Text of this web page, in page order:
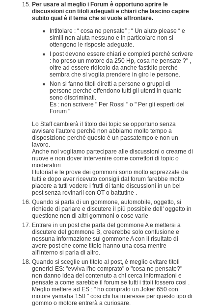
Per usare al meglio i Forum è opportuno aprire le
discussioni con titoli adeguati e chiari che lascino capire
subito qual è il tema che si vuole affrontare.
Intitolare : “ cosa ne pensate” ; “ Un aiuto please “ e
simili non aiuta nessuno e in particolare non si
ottengono le risposte adeguate.
I post devono essere chiari e completi perchè scrivere
: ho preso un motore da 250 Hp, cosa ne pensate ?" ,
oltre ad essere ridicolo da anche fastidio perchè
sembra che si voglia prendere in giro le persone.
Non si fanno titoli diretti a persone o gruppi di
persone perchè offendono tutti gli utenti in quanto
sono discriminati.
Es : non scrivere " Per Rossi " o " Per gli esperti del
Forum "
Lo Staff cambierà il titolo dei topic se opportuno senza
avvisare l'autore perchè non abbiamo molto tempo a
disposizione perchè questo è un passatempo e non un
lavoro.
Anche noi vogliamo partecipare alle discussioni o crearne di
nuove e non dover intervenire come correttori di topic o
moderatori.
I tutorial e le prove dei gommoni sono molto apprezzate da
tutti e dopo aver ricevuto consigli dal forum farebbe molto
piacere a tutti vedere i frutti di tante discussioni in un bel
post senza rovinarli con OT o battutine .
Quando si parla di un gommone, automobile, oggetto, si
richiede di parlare e discutere il più possibile dell' oggetto in
questione non di altri gommoni o cose varie
Entrare in un post che parla del gommone A e mettersi a
discutere del gommone B, creerebbe solo confusione e
nessuna informazione sul gommone A con il risultato di
avere post che come titolo hanno una cosa mentre
all'interno si parla di altro.
Quando si sceglie un titolo al post, è meglio evitare titoli
generici ES: "evviva l'ho comprato" o "cosa ne pensate?"
non danno idea del contenuto a chi cerca informazioni e
pensate a come sarebbe il forum se tutti i titoli fossero cosi .
Meglio mettere ad ES : " ho comprato un Joker 650 con
motore yamaha 150 " cosi chi ha interesse per questo tipo di
gommo o motore entrerà a curiosare.